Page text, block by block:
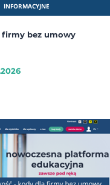
INFORMACYJNE
firmy bez umowy